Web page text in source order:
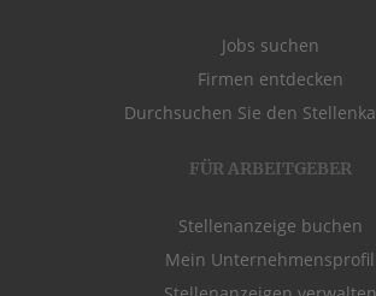
Jobs suchen
Firmen entdecken
Durchsuchen Sie den
FÜR ARBEITGEBER
Stellenanzeige buchen
Mein Unternehmensprofil